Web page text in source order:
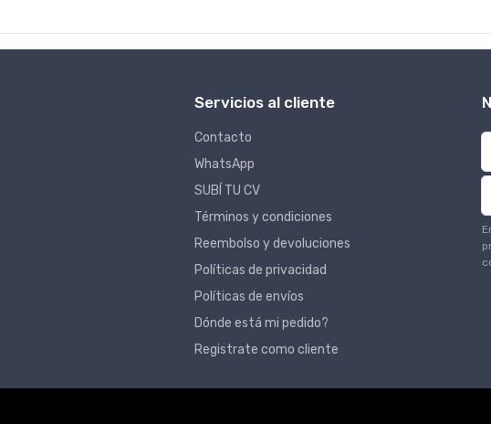
Servicios al cliente
Contacto
WhatsApp
SUBÍ TU CV
Términos y condiciones
Reembolso y devoluciones
Políticas de privacidad
Políticas de envíos
Dónde está mi pedido?
Registrate como cliente